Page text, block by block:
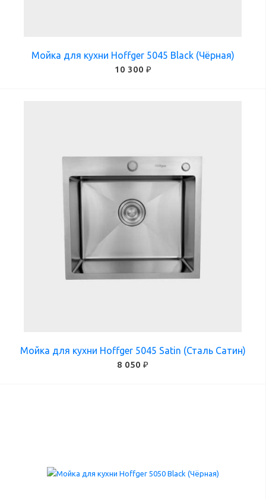
Мойка для кухни Hoffger 5045 Black (Чёрная)
10 300 ₽
Мойка для кухни Hoffger 5045 Satin (Сталь Сатин)
8 050 ₽